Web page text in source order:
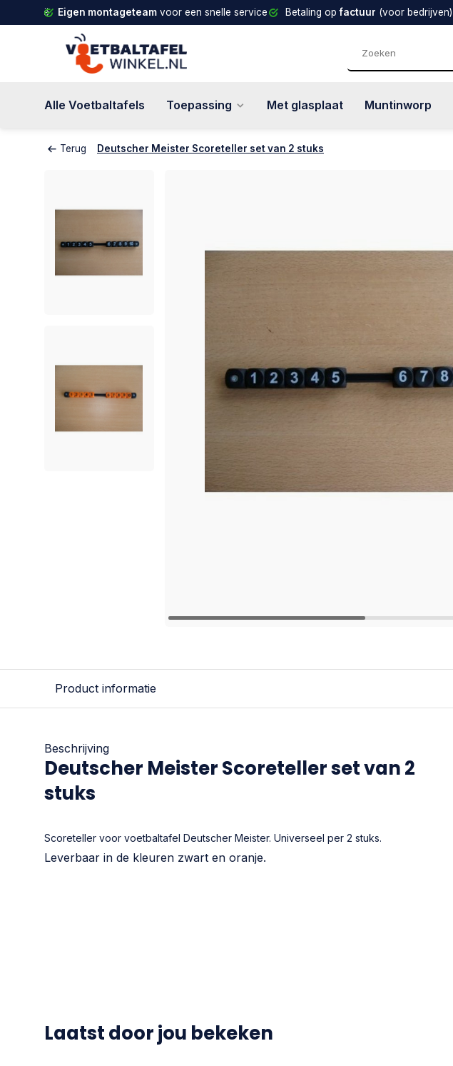
en België Eigen montageteam voor een snelle service Betaling opfactuur (voor bedrijven)
Alle Voetbaltafels Toepassing Met glasplaat Muntinworp
Terug Deutscher Meister Scoreteller set van 2 stuks
Product informatie
Beschrijving
Deutscher Meister Scoreteller set van 2
stuks
Scoreteller voor voetbaltafel Deutscher Meister. Universeel per 2 stuks.
Leverbaar in de kleuren zwart en oranje.
Laatst door jou bekeken